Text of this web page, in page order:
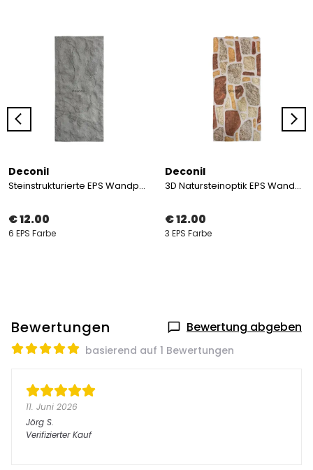
Deconil
Steinstrukturierte EPS Wandpaneele 50×120 cm
€ 12.00
6 EPS Farbe
Deconil
3D Natursteinoptik EPS Wandpaneel 50*120 cm
€ 12.00
3 EPS Farbe
Bewertungen Bewertung abgeben
basierend auf 1 Bewertungen
11. Juni 2026
Jörg S.
Verifizierter Kauf